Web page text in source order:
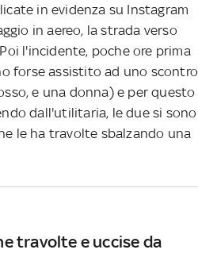
in evidenza su Instagram
in aereo, la strada verso
l'incidente, poche ore prima
forse assistito ad uno scontro
e una donna) e per questo
dall'utilitaria, le due si sono
le ha travolte sbalzando una
travolte e uccise da